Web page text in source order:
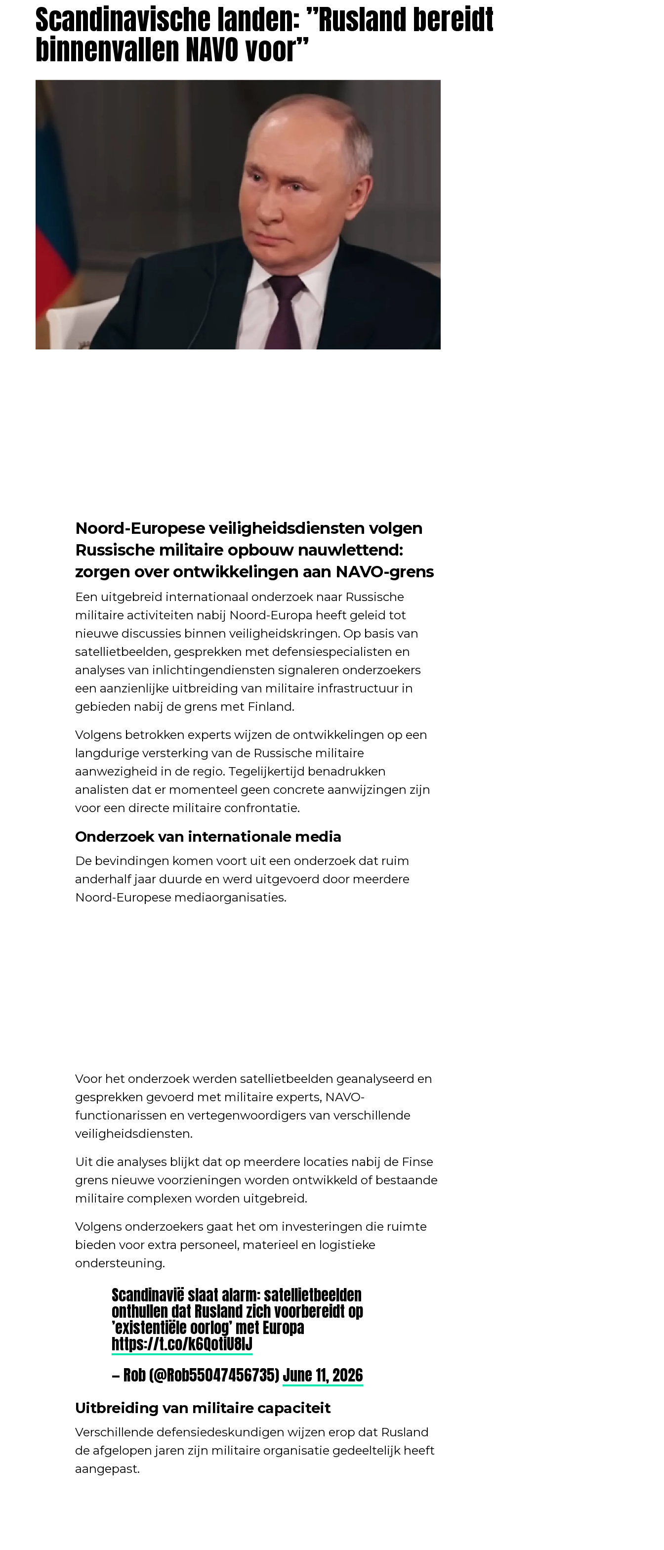
Scandinavische landen: ”Rusland bereidt
binnenvallen NAVO voor”
Noord-Europese veiligheidsdiensten volgen
Russische militaire opbouw nauwlettend:
zorgen over ontwikkelingen aan NAVO-grens
Een uitgebreid internationaal onderzoek naar Russische
militaire activiteiten nabij Noord-Europa heeft geleid tot
nieuwe discussies binnen veiligheidskringen. Op basis van
satellietbeelden, gesprekken met defensiespecialisten en
analyses van inlichtingendiensten signaleren onderzoekers
een aanzienlijke uitbreiding van militaire infrastructuur in
gebieden nabij de grens met Finland.
Volgens betrokken experts wijzen de ontwikkelingen op een
langdurige versterking van de Russische militaire
aanwezigheid in de regio. Tegelijkertijd benadrukken
analisten dat er momenteel geen concrete aanwijzingen zijn
voor een directe militaire confrontatie.
Onderzoek van internationale media
De bevindingen komen voort uit een onderzoek dat ruim
anderhalf jaar duurde en werd uitgevoerd door meerdere
Noord-Europese mediaorganisaties.
Voor het onderzoek werden satellietbeelden geanalyseerd en
gesprekken gevoerd met militaire experts, NAVO-
functionarissen en vertegenwoordigers van verschillende
veiligheidsdiensten.
Uit die analyses blijkt dat op meerdere locaties nabij de Finse
grens nieuwe voorzieningen worden ontwikkeld of bestaande
militaire complexen worden uitgebreid.
Volgens onderzoekers gaat het om investeringen die ruimte
bieden voor extra personeel, materieel en logistieke
ondersteuning.
Scandinavië slaat alarm: satellietbeelden
onthullen dat Rusland zich voorbereidt op
’existentiële oorlog’ met Europa
https://t.co/k6QotiU8lJ
— Rob (@Rob55047456735)June 11, 2026
Uitbreiding van militaire capaciteit
Verschillende defensiedeskundigen wijzen erop dat Rusland
de afgelopen jaren zijn militaire organisatie gedeeltelijk heeft
aangepast.